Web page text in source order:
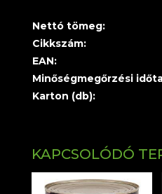
Nettó tömeg:
Cikkszám:
EAN:
Minőségmegőrzési
Karton (db):
KAPCSOLÓDÓ